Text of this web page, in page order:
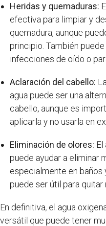
Heridas y quemaduras:
efectiva para limpiar y
quemadura, aunque
principio. También
infecciones de oído o
Aclaración del cabello:
agua puede ser una
cabello, aunque es
aplicarla y no usarla en
Eliminación de olores: El
puede ayudar a eliminar
especialmente en baños
puede ser útil para quitar
En definitiva, el agua
versátil que puede tener